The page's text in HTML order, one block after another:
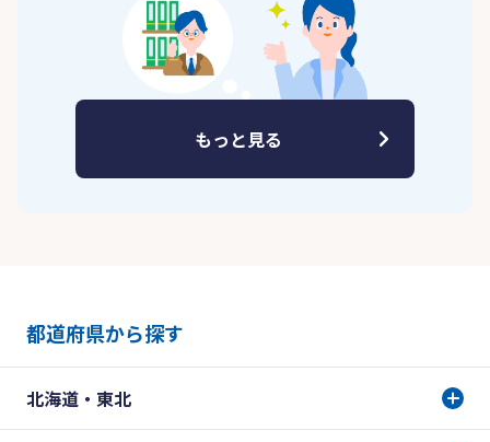
もっと見る
都道府県から探す
北海道・東北